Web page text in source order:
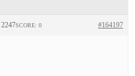
#164197
SCORE: 0